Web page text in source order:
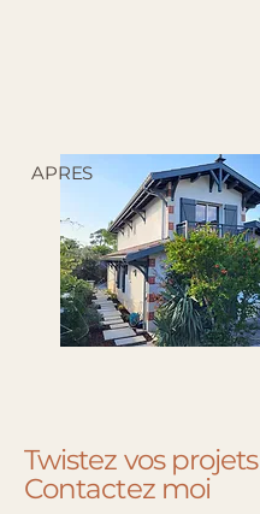
APRES
Twistez vos projets
Contactez moi